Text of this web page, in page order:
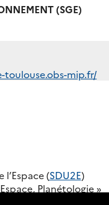
(SGE)
mip.fr/
(SDU2E)
Planétologie »